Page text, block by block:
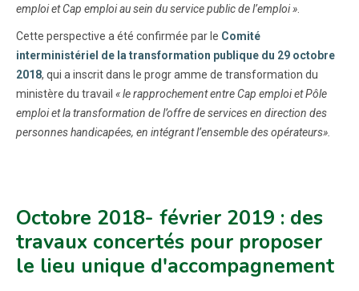
emploi et Cap emploi au sein du service public de l’emploi »
Cette perspective a été confirmée par le Comité
interministériel de la transformation publique du 29 octobre
2018, qui a inscrit dans le progr amme de transformation du
ministère du travail « le rapprochement entre Cap emploi et Pôle
emploi et la transformation de l’offre de services en direction des
personnes handicapées, en intégrant l’ensemble des opérateurs».
Octobre 2018- février 2019 : des
travaux concertés pour proposer
le lieu unique d'accompagnement